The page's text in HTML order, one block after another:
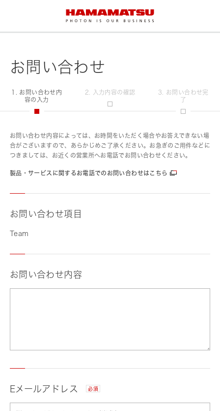
お問い合わせ
1. お問い合わせ内
容の入力
2. 入力内容の確認
3. お問い合わせ完
了
お問い合わせ内容によっては、お時間をいただく場合やお答えできない場
合がございますので、あらかじめご了承ください。お急ぎのご用件などに
つきましては、お近くの営業所へお電話でお問い合わせください。
製品・サービスに関するお電話でのお問い合わせはこちら
お問い合わせ項目
Team
お問い合わせ内容
Eメールアドレス 必須